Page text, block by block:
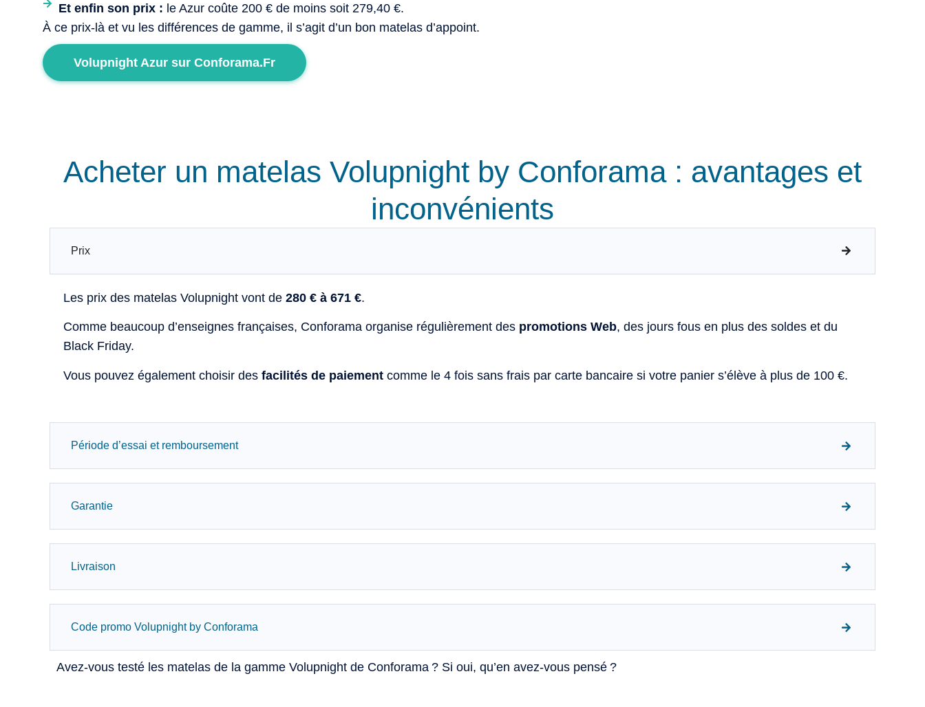
Et enfin son prix : le Azur coûte 200 € de moins soit 279,40 €.
À ce prix-là et vu les différences de gamme, il s’agit d’un bon matelas d’appoint.
Volupnight Azur sur Conforama.Fr
Acheter un matelas Volupnight by Conforama : avantages et
inconvénients
Prix
Les prix des matelas Volupnight vont de 280 € à 671 €.
Comme beaucoup d’enseignes françaises, Conforama organise régulièrement des promotions Web, des jours fous en plus des soldes et du
Black Friday.
Vous pouvez également choisir des facilités de paiement comme le 4 fois sans frais par carte bancaire si votre panier s’élève à plus de 100 €.
Période d’essai et remboursement
Garantie
Livraison
Code promo Volupnight by Conforama
Avez-vous testé les matelas de la gamme Volupnight de Conforama ? Si oui, qu’en avez-vous pensé ?